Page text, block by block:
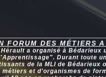
FORUM DES MÉTIERS
a organisé à Bédarieux
Durant toute
de la MLI de Bédarieux
métiers et d'organismes de